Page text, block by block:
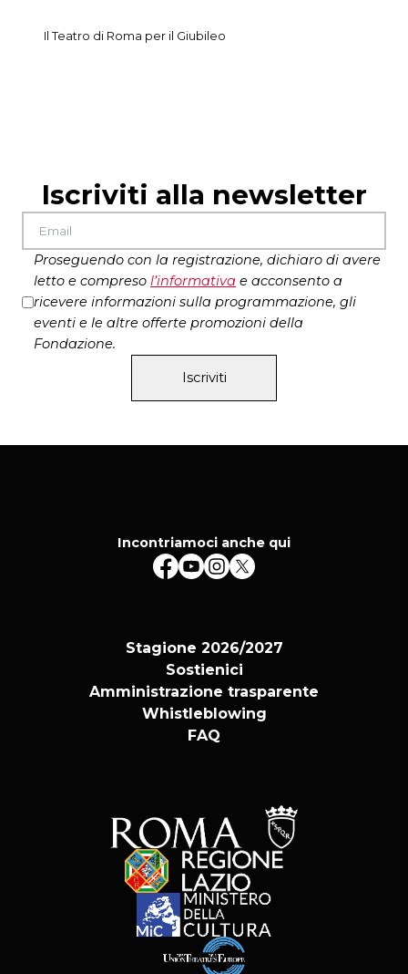
Il Teatro di Roma per il Giubileo
Iscriviti alla newsletter
Proseguendo con la registrazione, dichiaro di avere
letto e compreso l’informativa e acconsento a
ricevere informazioni sulla programmazione, gli
eventi e le altre offerte promozioni della
Fondazione.
Iscriviti
Incontriamoci anche qui
Stagione 2026/2027
Sostienici
Amministrazione trasparente
Whistleblowing
FAQ